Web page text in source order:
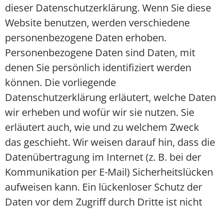
dieser Datenschutzerklärung. Wenn Sie diese
Website benutzen, werden verschiedene
personenbezogene Daten erhoben.
Personenbezogene Daten sind Daten, mit
denen Sie persönlich identifiziert werden
können. Die vorliegende
Datenschutzerklärung erläutert, welche Daten
wir erheben und wofür wir sie nutzen. Sie
erläutert auch, wie und zu welchem Zweck
das geschieht. Wir weisen darauf hin, dass die
Datenübertragung im Internet (z. B. bei der
Kommunikation per E-Mail) Sicherheitslücken
aufweisen kann. Ein lückenloser Schutz der
Daten vor dem Zugriff durch Dritte ist nicht